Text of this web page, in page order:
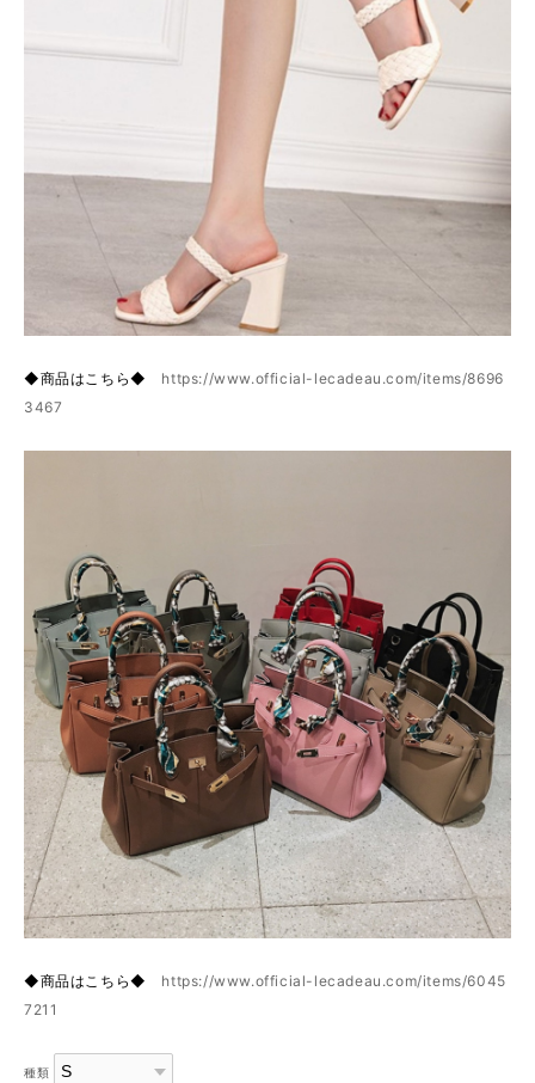
◆商品はこちら◆ https://www.official-lecadeau.com/items/8696
3467
◆商品はこちら◆ https://www.official-lecadeau.com/items/6045
7211
種類